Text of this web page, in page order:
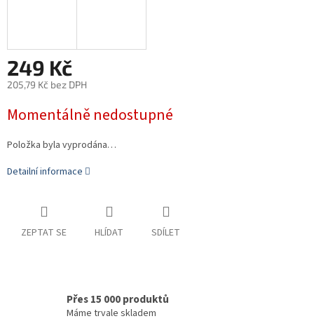
249 Kč
205,79 Kč bez DPH
cena:
Momentálně nedostupné
Položka byla vyprodána…
Detailní informace
ZEPTAT SE HLÍDAT SDÍLET
Přes 15 000 produktů
Máme trvale skladem